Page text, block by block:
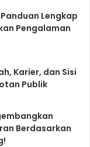
Lengkap
Pengalaman
Karier, dan Sisi
Publik
Berdasarkan